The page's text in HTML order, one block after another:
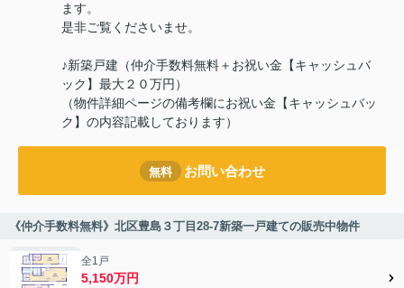
ます。
是非ご覧くださいませ。
♪新築戸建（仲介手数料無料＋お祝い金【キャッシュバ
ック】最大２０万円）
（物件詳細ページの備考欄にお祝い金【キャッシュバッ
ク】の内容記載しております）
無料 お問い合わせ
《仲介手数料無料》北区豊島３丁目28-7新築一戸建ての販売中物件
全1戸
5,150万円